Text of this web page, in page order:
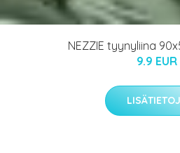
NEZZIE tyynyliina
9.9 EUR